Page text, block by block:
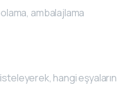
ambalajlama
hangi eşyaların